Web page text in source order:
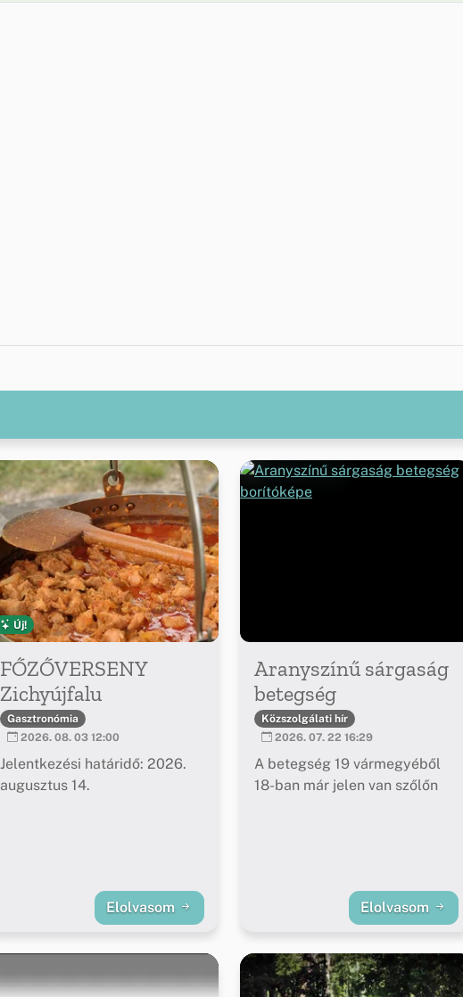
Új!
FŐZŐVERSENY
Zichyújfalu
Gasztronómia
2026. 08. 03 12:00
Jelentkezési határidő: 2026.
augusztus 14.
Elolvasom
Aranyszínű sárgaság
betegség
Közszolgálati hír
2026. 07. 22 16:29
A betegség 19 vármegyéből
18-ban már jelen van szőlőn
Elolvasom